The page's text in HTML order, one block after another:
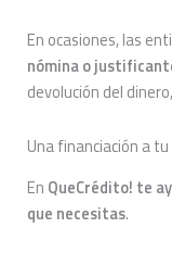
En ocasiones, las
nómina o
devolución del
Una financiación a
En QueCrédito! te
que necesitas.